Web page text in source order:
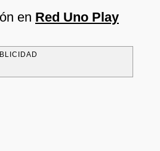
en Red Uno Play